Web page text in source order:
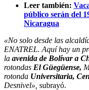
Leer también:
público serán del
Nicaragua
«No solo desde las
ENATREL. Aquí hay un
la avenida de Bolívar a
rotondas El Güegüense,
rotonda Universitaria,
Desnivel», subrayó.